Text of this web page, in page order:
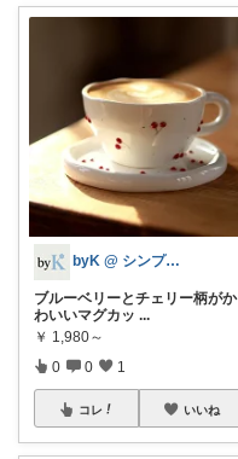
byK @ シンプル好き
ブルーベリーとチェリー柄がか
わいいマグカッ ...
￥ 1,980～
0 0 1
コレ いいね